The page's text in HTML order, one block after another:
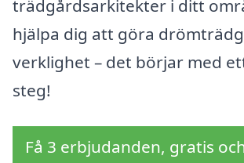
trädgårdsarkitekter i ditt
hjälpa dig att göra
verklighet – det börjar med
steg!
Få 3 erbjudanden, gratis